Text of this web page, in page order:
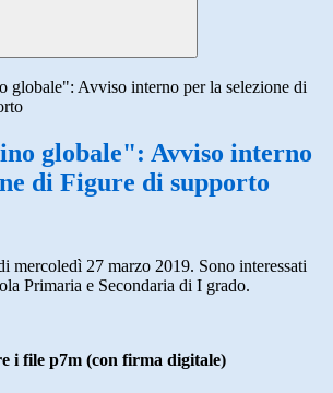
globale": Avviso interno per la selezione di
globale": Avviso interno
di Figure di supporto
mercoledì 27 marzo 2019. Sono interessati
Primaria e Secondaria di I grado.
i file p7m (con firma digitale)